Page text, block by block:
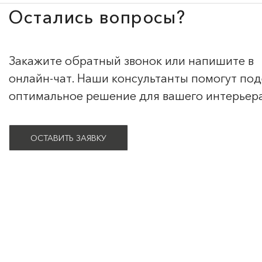
Остались вопросы?
Закажите обратный звонок или напишите в
онлайн-чат. Наши консультанты помогут
оптимальное решение для вашего
ОСТАВИТЬ ЗАЯВКУ